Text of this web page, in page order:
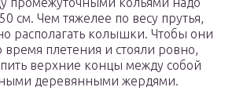
см. Чем тяжелее по весу прутья,
располагать колышки. Чтобы они
время плетения и стояли ровно,
верхние концы между собой
деревянными жердями.